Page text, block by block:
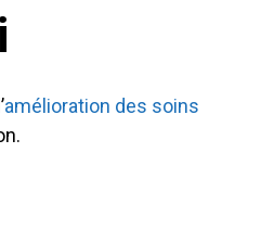
amélioration des soins